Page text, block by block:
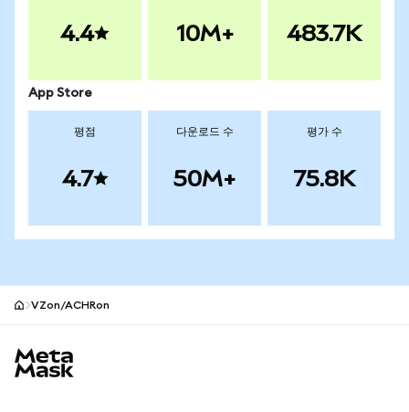
4.4 10M+ 483.7K
App Store
평점
4.7
다운로드 수
50M+
평가 수
75.8K
VZon/ACHRon